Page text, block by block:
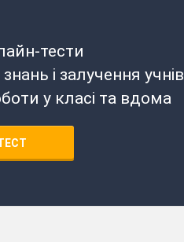
тести
і залучення учнів
у класі та вдома